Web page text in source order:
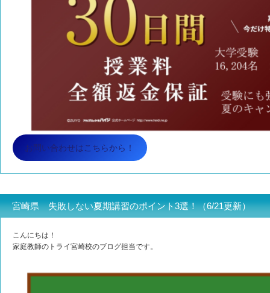
お問い合わせはこちらから！
宮崎県 失敗しない夏期講習のポイント3選！（6/21更新）
こんにちは！
家庭教師のトライ宮崎校のブログ担当です。